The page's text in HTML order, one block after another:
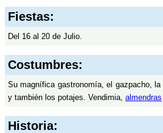
Fiestas:
Del 16 al 20 de Julio.
Costumbres:
Su magnífica gastronomía, el gazpacho, la
y también los potajes. Vendimia, almendras
Historia: